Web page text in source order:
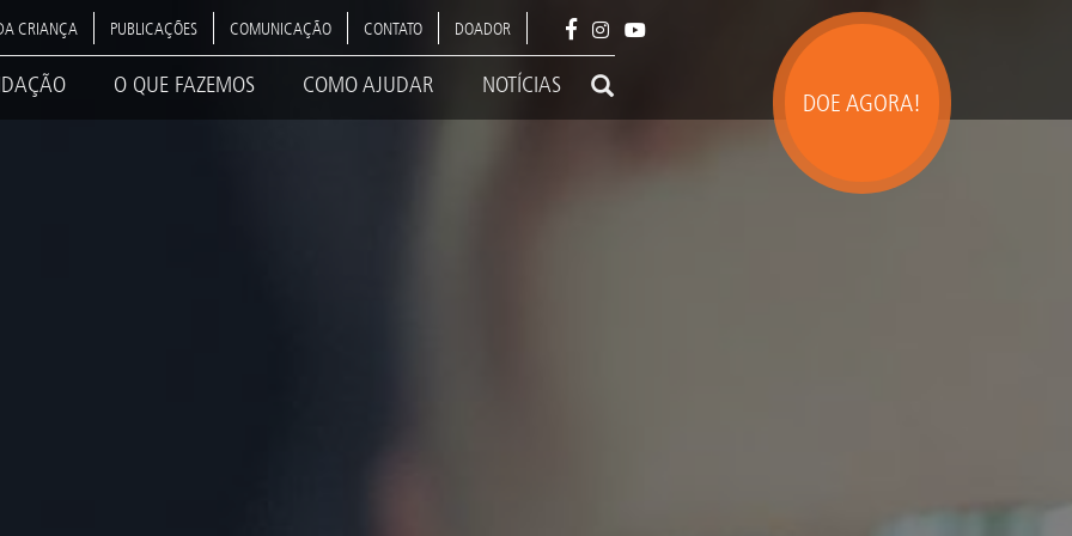
DOE AGORA!
CRIANÇA PUBLICAÇÕES COMUNICAÇÃO CONTATO DOADOR
O QUE FAZEMOS COMO AJUDAR NOTÍCIAS